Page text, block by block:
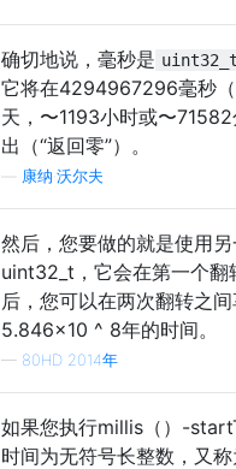
确切地说，毫秒是 uint32_t
它将在4294967296毫秒
天，〜1193小时或〜
出（“返回零”）。
康纳·沃尔夫
然后，您要做的就是使用另
uint32_t，它会在第一个翻
后，您可以在两次翻转之
5.846×10 ^ 8年的时间。
— 80HD 2014年
如果您执行millis（）-
时间为无符号长整数，又称